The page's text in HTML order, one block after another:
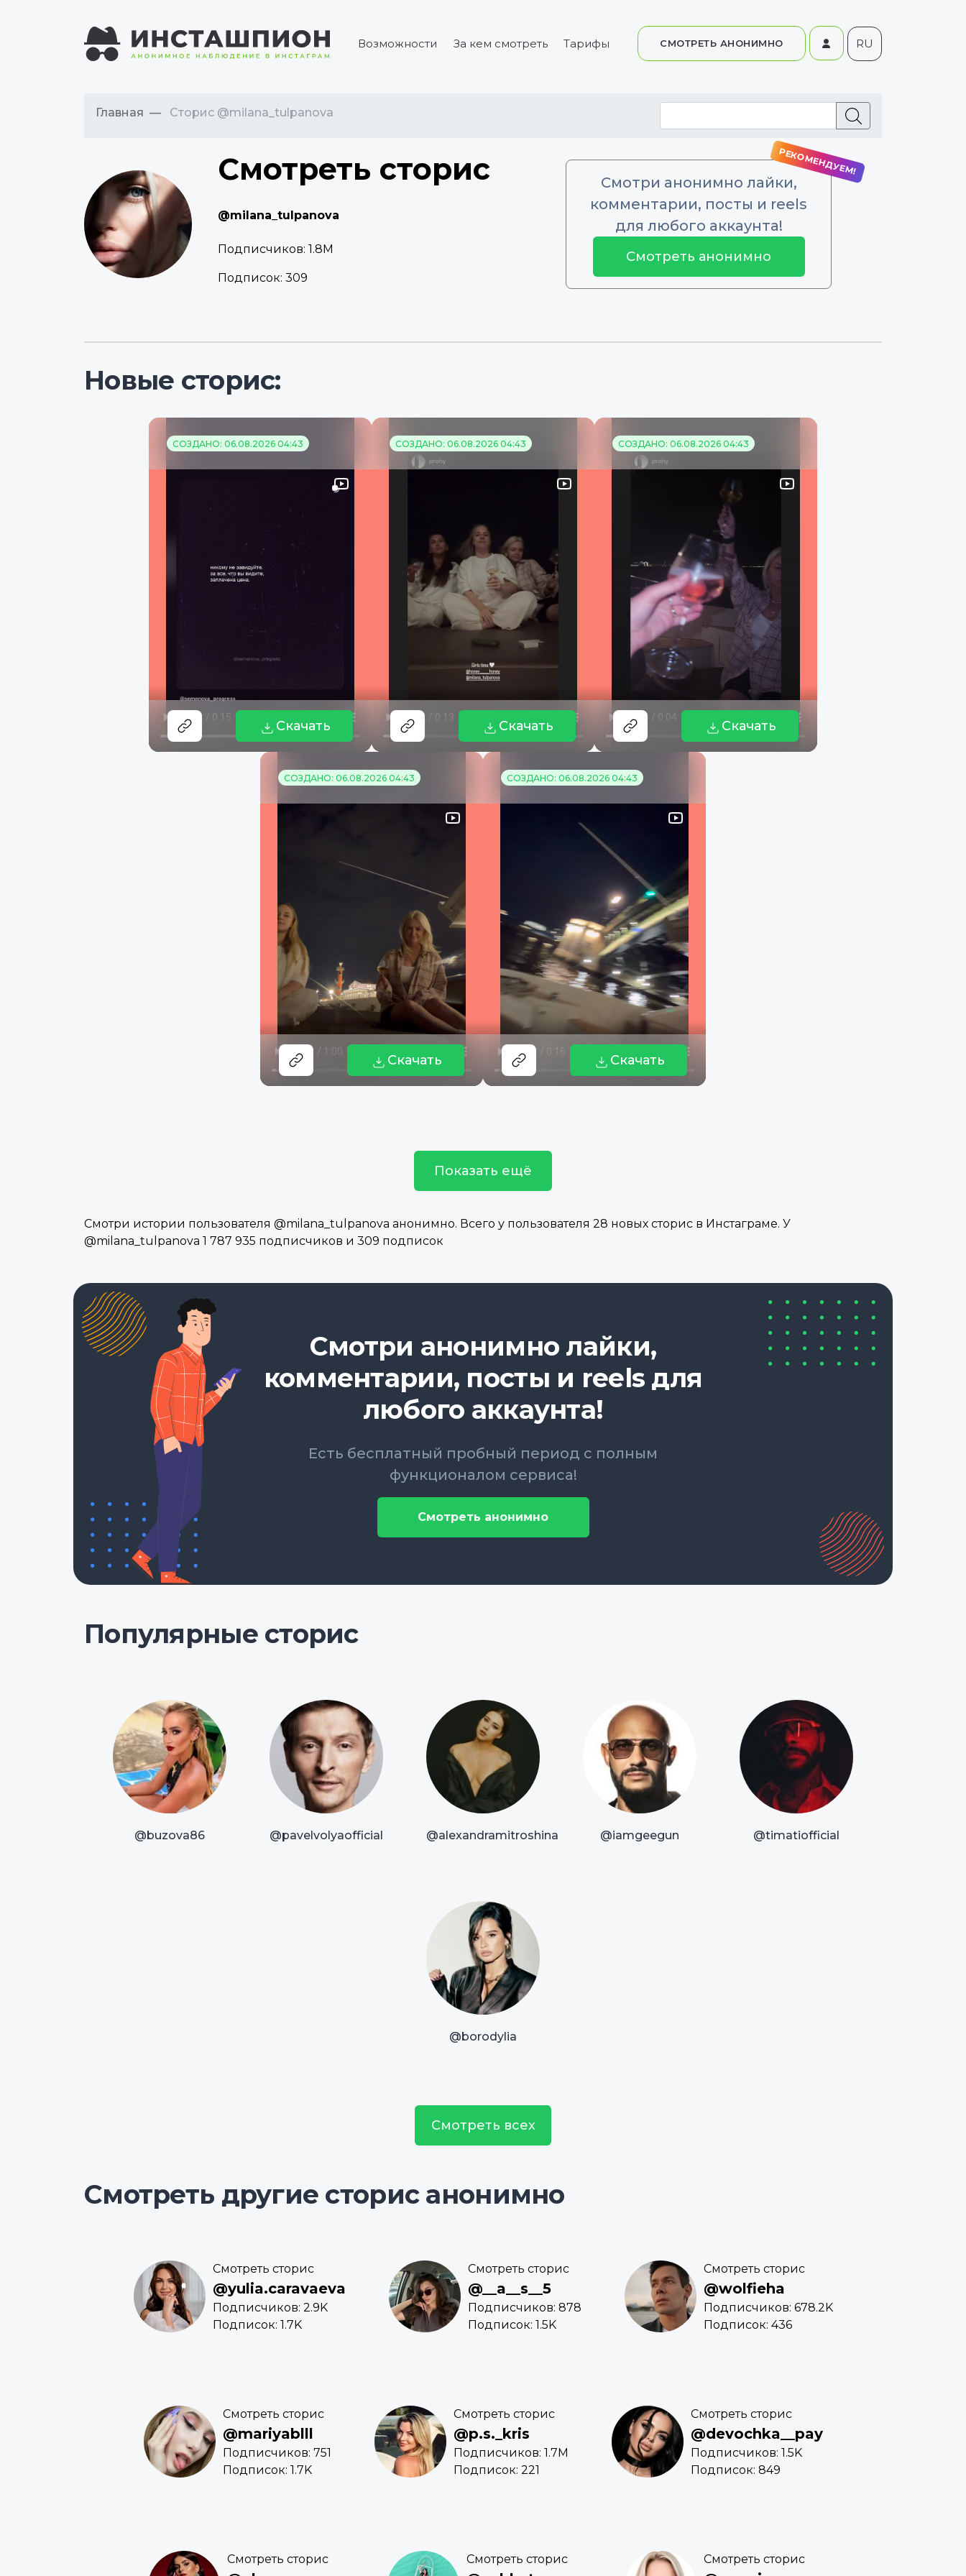
Возможности За кем смотреть Тарифы СМОТРЕТЬ АНОНИМНО RU
Главная Сторис @milana_tulpanova
Смотреть сторис
@milana_tulpanova
Подписчиков: 1.8M
Подписок: 309
Смотри анонимно лайки,
комментарии, посты и reels
для любого аккаунта!
Смотреть анонимно
Новые сторис:
СОЗДАНО: 06.08.2026 04:43
Скачать
СОЗДАНО: 06.08.2026 04:43
Скачать
СОЗДАНО: 06.08.2026 04:43
Скачать
СОЗДАНО: 06.08.2026 04:43
Скачать
СОЗДАНО: 06.08.2026 04:43
Скачать
Показать ещё
Смотри истории пользователя @milana_tulpanova анонимно. Всего у пользователя 28 новых сторис в Инстаграме. У
@milana_tulpanova 1 787 935 подписчиков и 309 подписок
Смотри анонимно лайки,
комментарии, посты и reels для
любого аккаунта!
Есть бесплатный пробный период с полным
функционалом сервиса!
Смотреть анонимно
Популярные сторис
@buzova86 @pavelvolyaofficial @alexandramitroshina @iamgeegun @timatiofficial
@borodylia
Смотреть всех
Смотреть другие сторис анонимно
Смотреть сторис
@yulia.caravaeva
Подписчиков: 2.9K
Подписок: 1.7K
Смотреть сторис
@__a__s__5
Подписчиков: 878
Подписок: 1.5K
Смотреть сторис
@wolfieha
Подписчиков: 678.2K
Подписок: 436
Смотреть сторис
@mariyablll
Подписчиков: 751
Подписок: 1.7K
Смотреть сторис
@p.s._kris
Подписчиков: 1.7M
Подписок: 221
Смотреть сторис
@devochka__pay
Подписчиков: 1.5K
Подписок: 849
Смотреть сторис Смотреть сторис Смотреть сторис